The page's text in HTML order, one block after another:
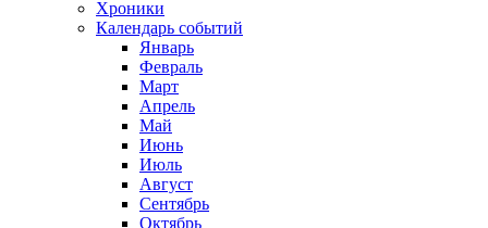
Хроники
Календарь событий
Январь
Февраль
Март
Апрель
Май
Июнь
Июль
Август
Сентябрь
Октябрь